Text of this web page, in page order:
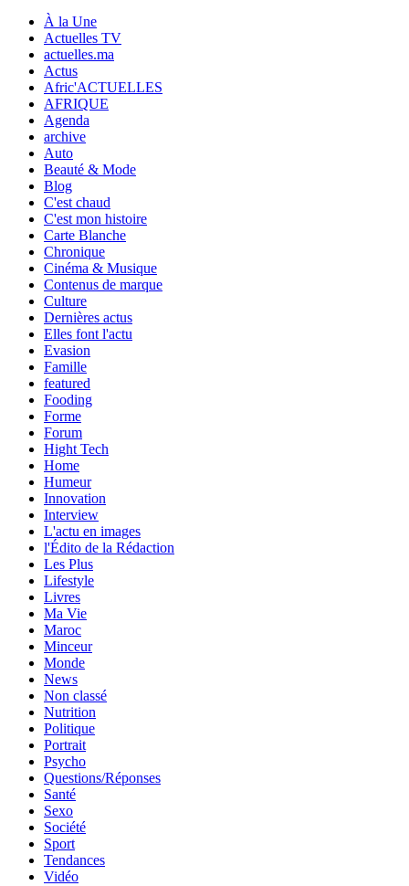
À la Une
Actuelles TV
actuelles.ma
Actus
Afric'ACTUELLES
AFRIQUE
Agenda
archive
Auto
Beauté & Mode
Blog
C'est chaud
C'est mon histoire
Carte Blanche
Chronique
Cinéma & Musique
Contenus de marque
Culture
Dernières actus
Elles font l'actu
Evasion
Famille
featured
Fooding
Forme
Forum
Hight Tech
Home
Humeur
Innovation
Interview
L'actu en images
l'Édito de la Rédaction
Les Plus
Lifestyle
Livres
Ma Vie
Maroc
Minceur
Monde
News
Non classé
Nutrition
Politique
Portrait
Psycho
Questions/Réponses
Santé
Sexo
Société
Sport
Tendances
Vidéo